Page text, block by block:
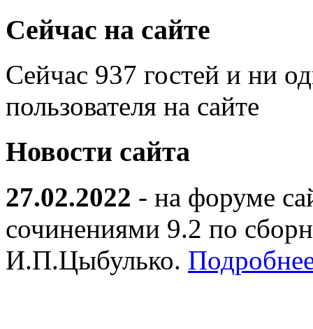
Сейчас на сайте
Сейчас 937 гостей и ни
пользователя на сайте
Новости сайта
27.02.2022 - на форуме
сочинениями 9.2 по
И.П.Цыбулько.